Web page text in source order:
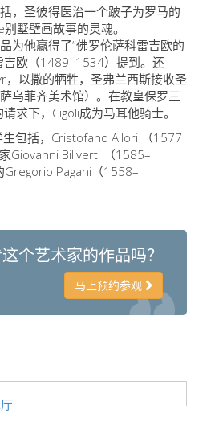
丁画廊
奇教堂
可博物馆
博物馆
加工博物馆
略博物馆
Corridor
游
，圣彼得医治一个跛子为罗马的
墅壁画故事的灵魂。
为他赢得了“佛罗伦萨科雷吉欧的
吉欧（1489–1534）提到。还
，以撒的牺牲，圣弗兰西斯接收圣
乌菲齐美术馆）。在教皇保罗三
求下，Cigoli成为马耳他骑士。
生包括，Cristofano Allori （1577
Giovanni Biliverti （1585–
Pagani（1558–
个艺术家的作品吗？
马上预约参观